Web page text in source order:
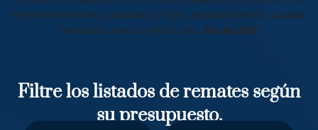
mejores remates judiciales por tipo, departamento, ciudad,
municipio, barrio, precio, etc. En un click
Filtre los listados de remates según
su presupuesto.